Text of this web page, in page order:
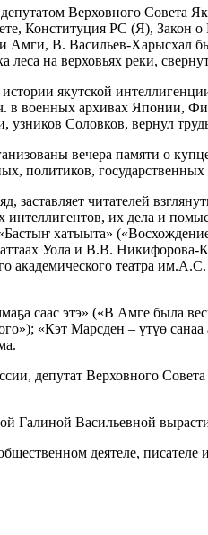
Верховного
Конституция РС (Я), Закон
Амги, В. Васильев-Харысхал
на верховьях реки,
якутской
в военных архивах Японии,
узников Соловков, вернул
вечера памяти о
политиков,
заставляет читателей
их дела и
хатыыта»
Уола и В.В.
театра
саас этэ» («В Амге
«Кэт Марсден – үтүө
депутат Верховного
Васильевной
деятеле,